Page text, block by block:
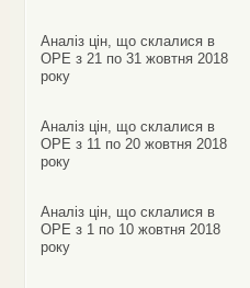
Аналіз цін, що склалися в
ОРЕ з 21 по 31 жовтня 2018
року
Аналіз цін, що склалися в
ОРЕ з 11 по 20 жовтня 2018
року
Аналіз цін, що склалися в
ОРЕ з 1 по 10 жовтня 2018
року